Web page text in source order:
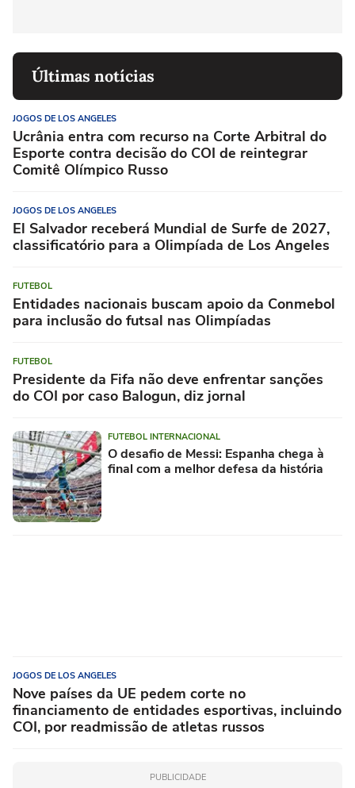
Últimas notícias
JOGOS DE LOS ANGELES
Ucrânia entra com recurso na Corte Arbitral do
Esporte contra decisão do COI de reintegrar
Comitê Olímpico Russo
JOGOS DE LOS ANGELES
El Salvador receberá Mundial de Surfe de 2027,
classificatório para a Olimpíada de Los Angeles
FUTEBOL
Entidades nacionais buscam apoio da Conmebol
para inclusão do futsal nas Olimpíadas
FUTEBOL
Presidente da Fifa não deve enfrentar sanções
do COI por caso Balogun, diz jornal
FUTEBOL INTERNACIONAL
O desafio de Messi: Espanha chega à
final com a melhor defesa da história
JOGOS DE LOS ANGELES
Nove países da UE pedem corte no
financiamento de entidades esportivas, incluindo
COI, por readmissão de atletas russos
PUBLICIDADE